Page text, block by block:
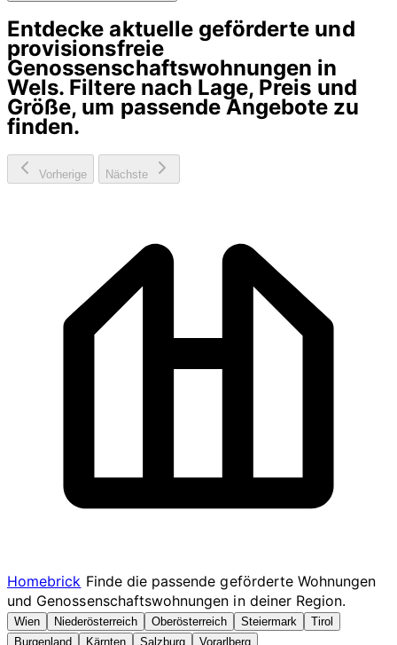
Entdecke aktuelle geförderte und
provisionsfreie
Genossenschaftswohnungen in
Wels. Filtere nach Lage, Preis und
Größe, um passende Angebote zu
finden.
Vorherige Nächste
Homebrick Finde die passende geförderte Wohnungen
und Genossenschaftswohnungen in deiner Region.
Wien Niederösterreich Oberösterreich Steiermark
Tirol
Burgenland
Kärnten Salzburg Vorarlberg